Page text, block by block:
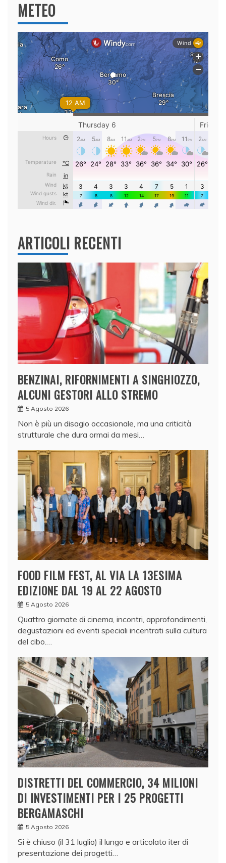
METEO
ARTICOLI RECENTI
BENZINAI, RIFORNIMENTI A SINGHIOZZO,
ALCUNI GESTORI ALLO STREMO
5 Agosto 2026
Non è più un disagio occasionale, ma una criticità
strutturale che dura ormai da mesi…
FOOD FILM FEST, AL VIA LA 13ESIMA
EDIZIONE DAL 19 AL 22 AGOSTO
5 Agosto 2026
Quattro giornate di cinema, incontri, approfondimenti,
degustazioni ed eventi speciali incentrati sulla cultura
del cibo.…
DISTRETTI DEL COMMERCIO, 34 MILIONI
DI INVESTIMENTI PER I 25 PROGETTI
BERGAMASCHI
5 Agosto 2026
Si è chiuso (il 31 luglio) il lungo e articolato iter di
presentazione dei progetti…